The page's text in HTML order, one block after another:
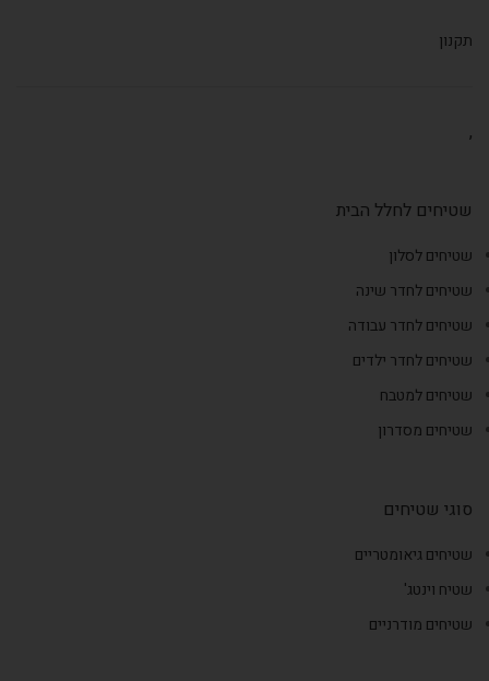
תקנון
,
שטיחים לחלל הבית
שטיחים לסלון
שטיחים לחדר שינה
שטיחים לחדר עבודה
שטיחים לחדר ילדים
שטיחים למטבח
שטיחים מסדרון
סוגי שטיחים
שטיחים גיאומטריים
שטיח וינטג'
שטיחים מודרניים